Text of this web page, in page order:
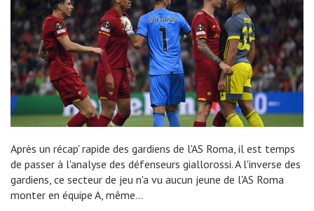
Après un récap' rapide des gardiens de l'AS Roma, il est temps
de passer à l'analyse des défenseurs giallorossi. A l'inverse des
gardiens, ce secteur de jeu n'a vu aucun jeune de l'AS Roma
monter en équipe A, même…